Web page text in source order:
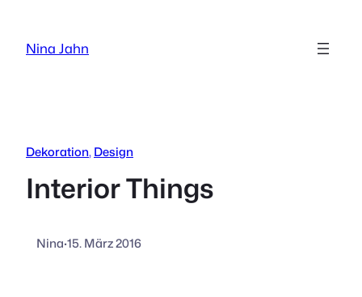
springen
Nina Jahn
Dekoration, Design
Interior Things
Nina·15. März 2016